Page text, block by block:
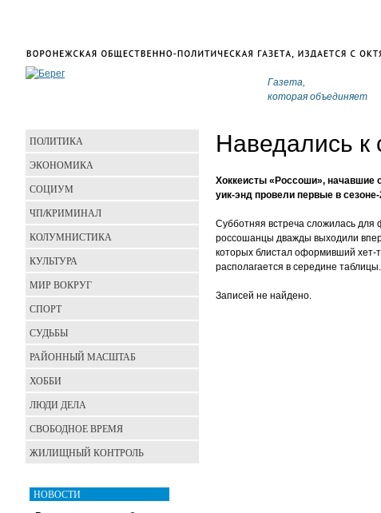
Газета,
которая объединяет
Наведались к
Хоккеисты «Россоши», начавшие
уик-энд провели первые в
Субботняя встреча сложилась для
россошанцы дважды выходили
которых блистал оформивший хет-
располагается в середине
Записей не найдено.
ПОЛИТИКА
ЭКОНОМИКА
СОЦИУМ
ЧП/КРИМИНАЛ
КОЛУМНИСТИКА
КУЛЬТУРА
МИР ВОКРУГ
СПОРТ
СУДЬБЫ
РАЙОННЫЙ МАСШТАБ
ХОББИ
ЛЮДИ ДЕЛА
СВОБОДНОЕ ВРЕМЯ
ЖИЛИЩНЫЙ КОНТРОЛЬ
НОВОСТИ